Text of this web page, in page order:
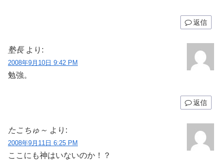
返信
塾長 より:
2008年9月10日 9:42 PM
勉強。
返信
たこちゅ～ より:
2008年9月11日 6:25 PM
ここにも神はいないのか！？